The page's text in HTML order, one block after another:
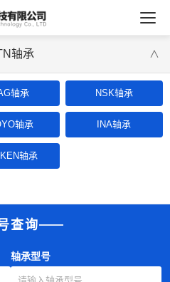
轴承 ∨
轴承 NSK轴承
轴承 INA轴承
轴承
查询
轴承型号